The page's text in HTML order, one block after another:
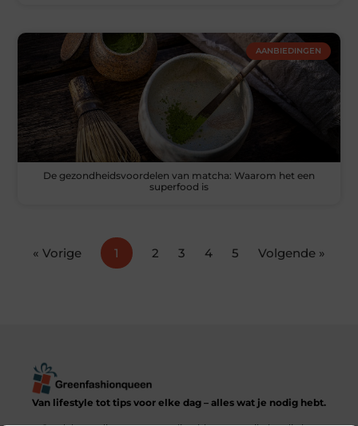
AANBIEDINGEN
De gezondheidsvoordelen van matcha: Waarom het een
superfood is
« Vorige 1 2 3 4 5 Volgende »
Van lifestyle tot tips voor elke dag – alles wat je nodig hebt.